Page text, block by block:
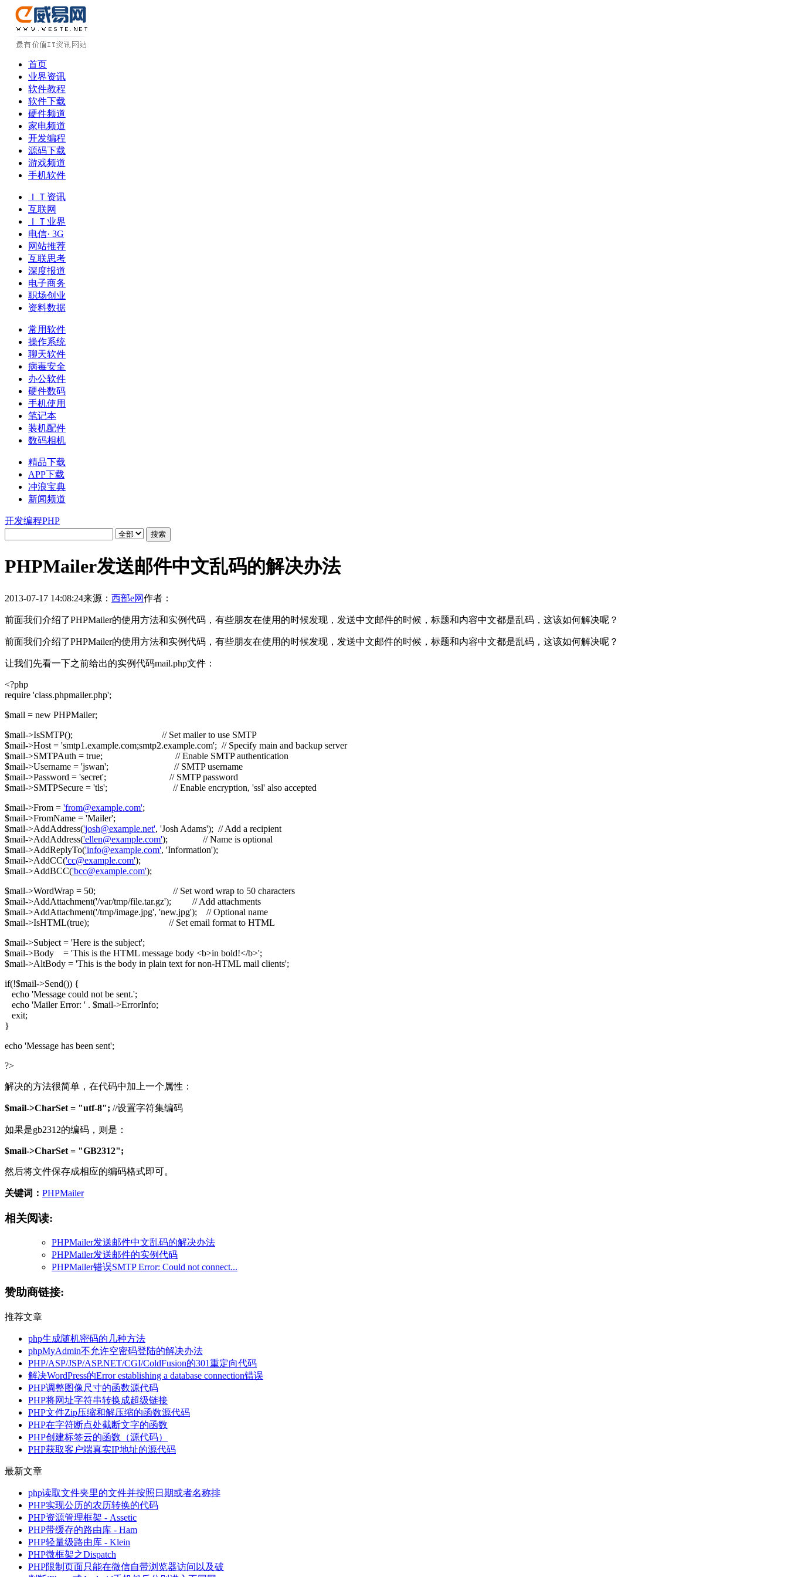
首页
业界资讯
软件教程
软件下载
硬件频道
家电频道
开发编程
源码下载
游戏频道
手机软件
ＩＴ资讯
互联网
ＩＴ业界
电信· 3G
网站推荐
互联思考
深度报道
电子商务
职场创业
资料数据
常用软件
操作系统
聊天软件
病毒安全
办公软件
硬件数码
手机使用
笔记本
装机配件
数码相机
精品下载
APP下载
冲浪宝典
新闻频道
开发编程PHP
PHPMailer发送邮件中文乱码的解决办法
2013-07-17 14:08:24来源： 西部e网作者：
前面我们介绍了PHPMailer的使用方法和实例代码，有些朋友在使用的时候发现，发送中文邮件的时候，标题和内容中文都是乱码，这该如何解决呢？
前面我们介绍了PHPMailer的使用方法和实例代码，有些朋友在使用的时候发现，发送中文邮件的时候，标题和内容中文都是乱码，这该如何解决呢？
让我们先看一下之前给出的实例代码mail.php文件：
<?php
require 'class.phpmailer.php';
$mail = new PHPMailer;
$mail->IsSMTP(); // Set mailer to use SMTP
$mail->Host = 'smtp1.example.com;smtp2.example.com'; // Specify main and backup server
$mail->SMTPAuth = true; // Enable SMTP authentication
$mail->Username = 'jswan'; // SMTP username
$mail->Password = 'secret'; // SMTP password
$mail->SMTPSecure = 'tls'; // Enable encryption, 'ssl' also accepted
$mail->From = 'from@example.com';
$mail->FromName = 'Mailer';
$mail->AddAddress('josh@example.net', 'Josh Adams'); // Add a recipient
$mail->AddAddress('ellen@example.com'); // Name is optional
$mail->AddReplyTo('info@example.com', 'Information');
$mail->AddCC('cc@example.com');
$mail->AddBCC('bcc@example.com');
$mail->WordWrap = 50; // Set word wrap to 50 characters
$mail->AddAttachment('/var/tmp/file.tar.gz'); // Add attachments
$mail->AddAttachment('/tmp/image.jpg', 'new.jpg'); // Optional name
$mail->IsHTML(true); // Set email format to HTML
$mail->Subject = 'Here is the subject';
$mail->Body = 'This is the HTML message body <b>in bold!</b>';
$mail->AltBody = 'This is the body in plain text for non-HTML mail clients';
if(!$mail->Send()) {
echo 'Message could not be sent.';
echo 'Mailer Error: ' . $mail->ErrorInfo;
exit;
}
echo 'Message has been sent';
?>
解决的方法很简单，在代码中加上一个属性：
$mail->CharSet = "utf-8"; //设置字符集编码
如果是gb2312的编码，则是：
$mail->CharSet = "GB2312";
然后将文件保存成相应的编码格式即可。
关键词： PHPMailer
相关阅读:
PHPMailer发送邮件中文乱码的解决办法
PHPMailer发送邮件的实例代码
PHPMailer错误SMTP Error: Could not connect...
赞助商链接:
推荐文章
php生成随机密码的几种方法
phpMyAdmin不允许空密码登陆的解决办法
PHP/ASP/JSP/ASP.NET/CGI/ColdFusion的301重定向代码
解决WordPress的Error establishing a database connection错误
PHP调整图像尺寸的函数源代码
PHP将网址字符串转换成超级链接
PHP文件Zip压缩和解压缩的函数源代码
PHP在字符断点处截断文字的函数
PHP创建标签云的函数（源代码）
PHP获取客户端真实IP地址的源代码
最新文章
php读取文件夹里的文件并按照日期或者名称排
PHP实现公历的农历转换的代码
PHP资源管理框架 - Assetic
PHP带缓存的路由库 - Ham
PHP轻量级路由库 - Klein
PHP微框架之Dispatch
PHP限制页面只能在微信自带浏览器访问以及破